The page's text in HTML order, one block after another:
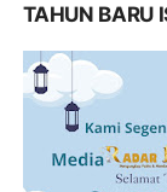
TAHUN BARU